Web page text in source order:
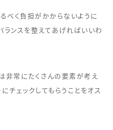
べく負担がかからないように
ランスを整えてあげればいいわ
非常にたくさんの要素が考え
チェックしてもらうことをオス